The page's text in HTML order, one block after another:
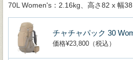
70L Women's：2.16kg、高さ82 x 幅
チャチャパック 30
価格¥23,800（税込）